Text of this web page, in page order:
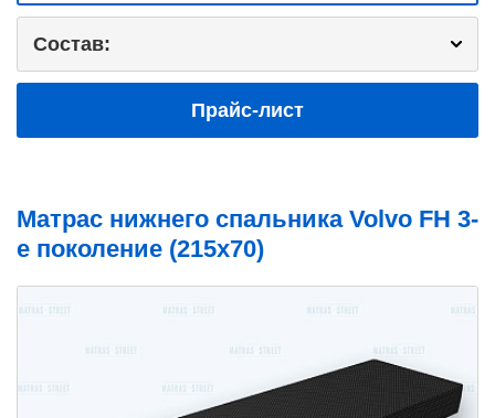
Состав:
Прайс-лист
Матрас нижнего спальника Volvo FH 3-
е поколение (215x70)